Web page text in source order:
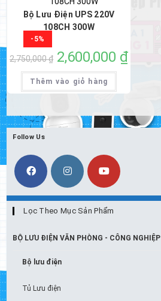
-5%
Bộ Lưu Điện UPS 220V
108CH 300W
2,750,000₫
Giá
gốc
là:
2,750,000 ₫.
2,600,000 ₫Giá
Thêm vào giỏ hàng
Follow Us
Lọc Theo Mục Sản Phẩm
BỘ LƯU ĐIỆN VĂN PHÒNG - CÔNG NGHIỆP
Bộ lưu điện
Tủ Lưu điện